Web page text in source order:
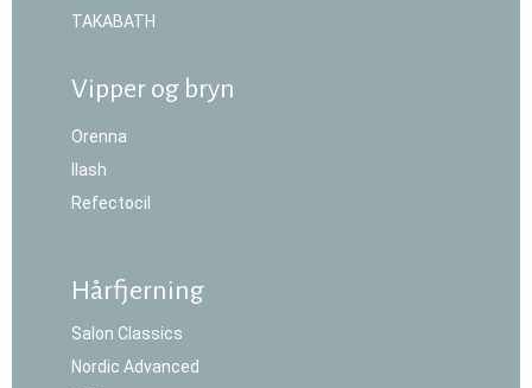
TAKABATH
Vipper og bryn
Orenna
Ilash
Refectocil
Hårfjerning
Salon Classics
Nordic Advanced